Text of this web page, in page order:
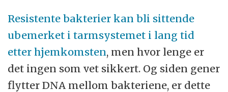
Resistente bakterier kan bli sittende
ubemerket i tarmsystemet i lang tid
etter hjemkomsten, men hvor lenge er
det ingen som vet sikkert. Og siden gener
flytter DNA mellom bakteriene, er dette